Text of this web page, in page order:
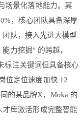
场景化落地能力。其
，核心团队具备深厚
队，接入先进大模型
力挖掘” 的跨越，
标注关键词但具备核心
位定位速度加快 12
的某品牌X，Moka 的
库激活形成完整智能